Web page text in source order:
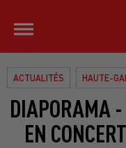
ACTUALITÉS HAUTE-
DIAPORAMA
EN